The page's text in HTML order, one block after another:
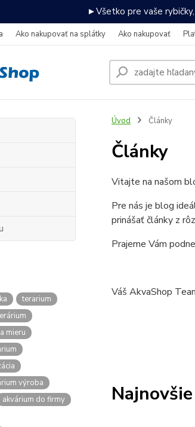
►Všetko pre vaše
Ako nakupovať na splátky Ako nakupovať
terarium
mieru
výroba
akvárium do firmy
Úvod Články
Články
Vitajte na našom
Pre nás je blog
prinášať články z
Prajeme Vám
Váš AkvaShop